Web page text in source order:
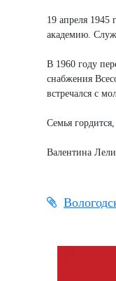
19 апреля
академию.
В 1960 году
снабжения
встречался с
Семья
Валентина